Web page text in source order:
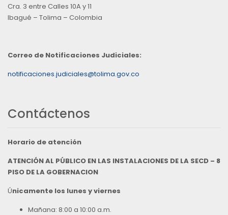
Cra. 3 entre Calles 10A y 11
Ibagué – Tolima – Colombia
Correo de Notificaciones Judiciales:
notificaciones.judiciales@tolima.gov.co
Contáctenos
Horario de atención
ATENCIÓN AL PÚBLICO EN LAS INSTALACIONES DE LA SECD – 8
PISO DE LA GOBERNACION
Únicamente los lunes y viernes
Mañana: 8:00 a 10:00 a.m.